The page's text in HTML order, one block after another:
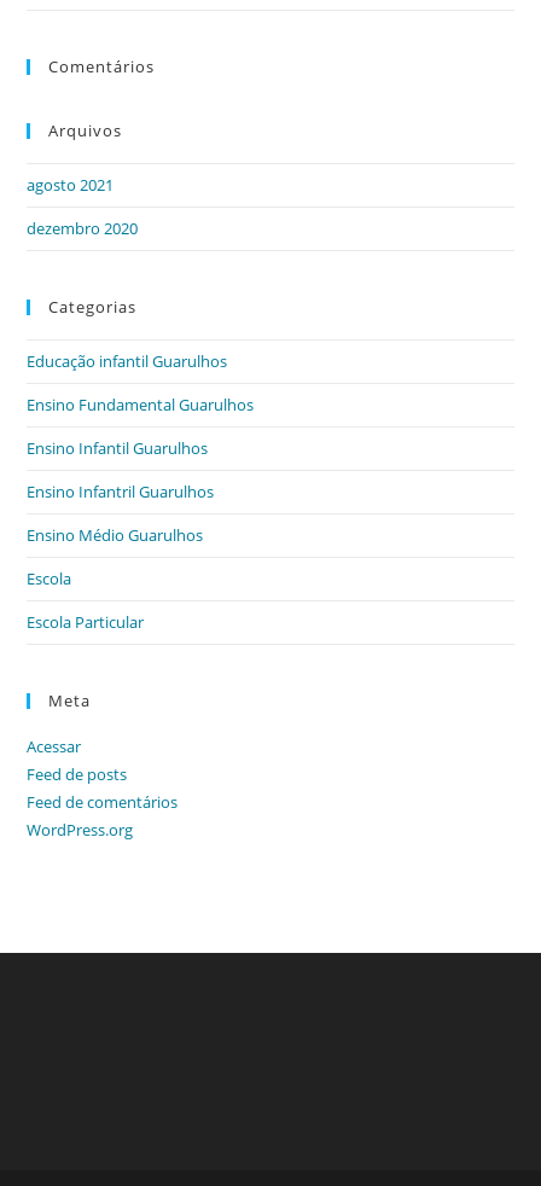
Comentários
Arquivos
agosto 2021
dezembro 2020
Categorias
Educação infantil Guarulhos
Ensino Fundamental Guarulhos
Ensino Infantil Guarulhos
Ensino Infantril Guarulhos
Ensino Médio Guarulhos
Escola
Escola Particular
Meta
Acessar
Feed de posts
Feed de comentários
WordPress.org